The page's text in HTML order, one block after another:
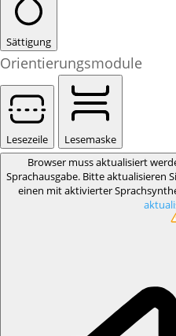
Sättigung
Orientierungsmodule
Lesezeile
Lesemaske
Browser muss aktualisiert
Sprachausgabe. Bitte aktualisieren
einen mit aktivierter